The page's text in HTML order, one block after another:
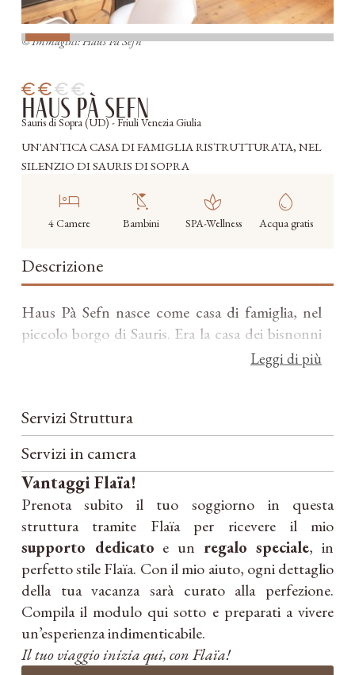
© Immagini: Haus Pà Sefn
Haus Pà Sefn
Sauris di Sopra (UD) - Friuli Venezia Giulia
UN'ANTICA CASA DI FAMIGLIA RISTRUTTURATA, NEL
SILENZIO DI SAURIS DI SOPRA
hotel
4 Camere
child_friendly
Bambini
spa
SPA-Wellness
water_drop
Acqua gratis
Descrizione
Servizi Struttura
Servizi in camera
Haus Pà Sefn nasce come casa di famiglia, nel
piccolo borgo di Sauris. Era la casa dei bisnonni
di Pierluigi, dove negli anni hanno vissuto anche
mentre i suoi genitori lavoravano, Pier cresceva
accanto al nonno Guglielmo, al quale è sempre
stato profondamente legato.
Il nome della casa racchiude la sua storia. In
passato, a Sauris, le abitazioni venivano
identificate con “Haus Pà”, che in saurano
significa “casa da”. Haus Pà Sefn significa quindi
“a casa da Giuseppe”, il bisnonno di Pierluigi,
chiamato Sefn in dialetto saurano.
Pier gestisce questa casa da 35 anni, ma nel 2016
Leggi di più
Vantaggi Flaïa!
Prenota subito il tuo soggiorno in questa
struttura tramite Flaïa per ricevere il mio
supporto dedicato e un regalo speciale, in
perfetto stile Flaïa. Con il mio aiuto, ogni dettaglio
della tua vacanza sarà curato alla perfezione.
Compila il modulo qui sotto e preparati a vivere
un’esperienza indimenticabile.
Il tuo viaggio inizia qui, con Flaïa!